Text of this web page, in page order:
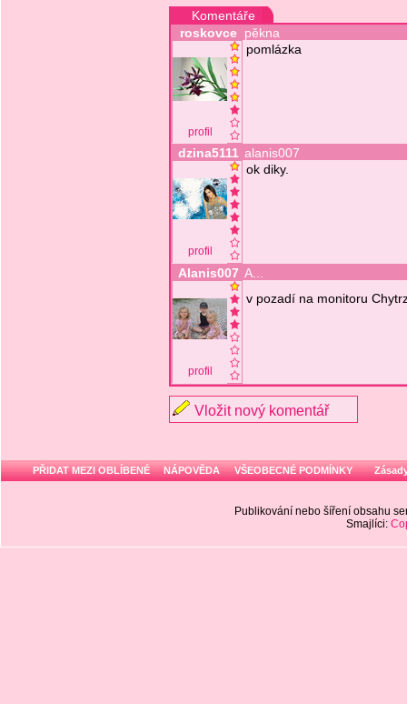
Komentáře
roskovce pěkna
profil
pomlázka
dzina5111 alanis007
profil
ok diky.
Alanis007 A...
profil
v pozadí na monitoru
Vložit nový komentář
PŘIDAT MEZI OBLÍBENÉ NÁPOVĚDA VŠEOBECNÉ PODMÍNKY
Publikování nebo šíření obsahu
Smajlíci: